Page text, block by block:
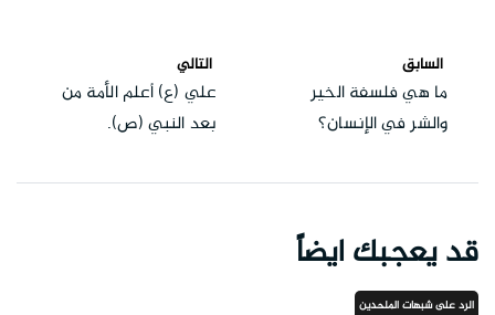
السابق
ما هي فلسفة الخير
والشر في الإنسان؟
التالي
علي (ع) أعلم الأمة من
بعد النبي (ص).
قد يعجبك ايضاً
الرد على شبهات الملحدين